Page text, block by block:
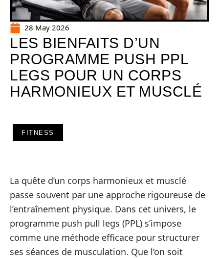
28 May 2026
LES BIENFAITS D’UN
PROGRAMME PUSH PPL
LEGS POUR UN CORPS
HARMONIEUX ET MUSCLÉ
FITNESS
La quête d’un corps harmonieux et musclé
passe souvent par une approche rigoureuse de
l’entraînement physique. Dans cet univers, le
programme push pull legs (PPL) s’impose
comme une méthode efficace pour structurer
ses séances de musculation. Que l’on soit